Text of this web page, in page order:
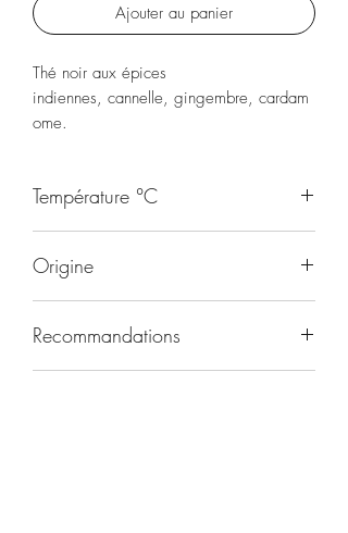
Ajouter au panier
Thé noir aux épices
indiennes, cannelle, gingembre, cardam
ome.
Température °C
Origine
Recommandations